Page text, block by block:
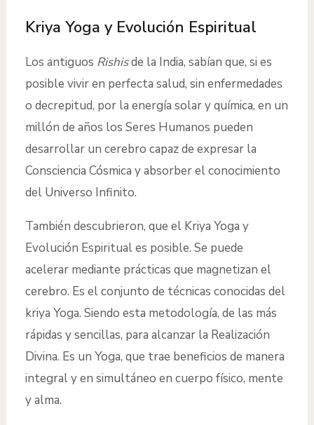
Kriya Yoga y Evolución Espiritual
Los antiguos Rishisde la India, sabían que, si es
posible vivir en perfecta salud, sin enfermedades
o decrepitud, por la energía solar y química, en un
millón de años los Seres Humanos pueden
desarrollar un cerebro capaz de expresar la
Consciencia Cósmica y absorber el conocimiento
del Universo Infinito.
También descubrieron, que el Kriya Yoga y
Evolución Espiritual es posible. Se puede
acelerar mediante prácticas que magnetizan el
cerebro. Es el conjunto de técnicas conocidas del
kriya Yoga. Siendo esta metodología, de las más
rápidas y sencillas, para alcanzar la Realización
Divina. Es un Yoga, que trae beneficios de manera
integral y en simultáneo en cuerpo físico, mente
y alma.